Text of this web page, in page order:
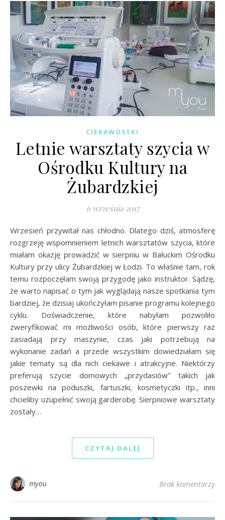
CIEKAWOSTKI
Letnie warsztaty szycia w
Ośrodku Kultury na
Żubardzkiej
6 września 2017
Wrzesień przywitał nas chłodno. Dlatego dziś, atmosferę
rozgrzeję wspomnieniem letnich warsztatów szycia, które
miałam okazję prowadzić w sierpniu w Bałuckim Ośrodku
Kultury przy ulicy Żubardzkiej w Łodzi. To właśnie tam, rok
temu rozpoczęłam swoją przygodę jako instruktor. Sądzę,
że warto napisać o tym jak wyglądają nasze spotkania tym
bardziej, że dzisiaj ukończyłam pisanie programu kolejnego
cyklu. Doświadczenie, które nabyłam pozwoliło
zweryfikować mi możliwości osób, które pierwszy raz
zasiadają przy maszynie, czas jaki potrzebują na
wykonanie zadań a przede wszystkim dowiedziałam się
jakie tematy są dla nich ciekawe i atrakcyjne. Niektórzy
preferują szycie domowych „przydasiów” takich jak
poszewki na poduszki, fartuszki, kosmetyczki itp., inni
chcieliby uzupełnić swoją garderobę. Sierpniowe warsztaty
zostały…
CZYTAJ DALEJ
myou Brak komentarzy